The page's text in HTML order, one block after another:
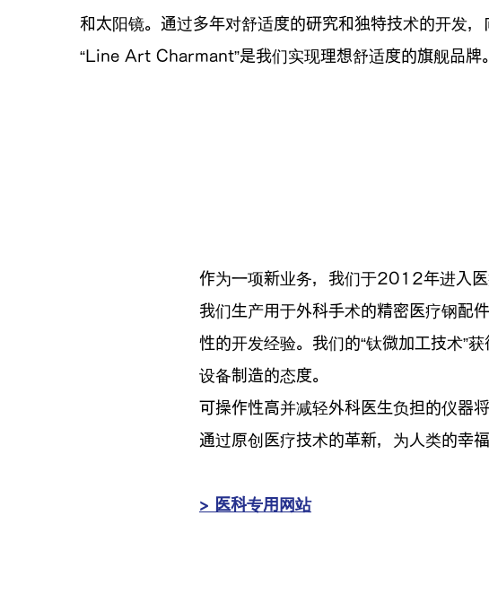
和太阳镜。通过多年对舒适度的研究和独特技术的开发，
“Line Art Charmant”是我们实现理想舒适度的旗舰品牌
作为一项新业务，我们于2012年进入医
我们生产用于外科手术的精密医疗钢配
性的开发经验。我们的“钛微加工技术”
设备制造的态度。
可操作性高并减轻外科医生负担的仪器
通过原创医疗技术的革新，为人类的幸
> 医科专用网站